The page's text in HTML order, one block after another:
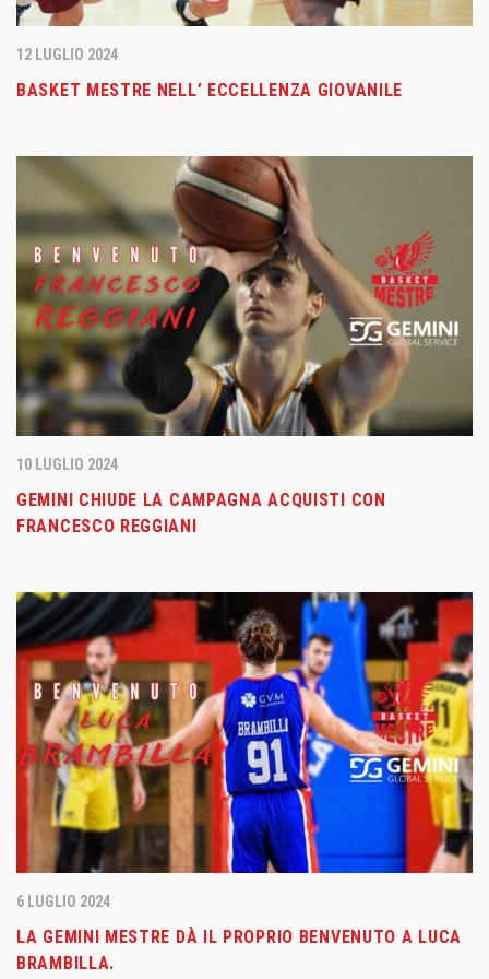
12 LUGLIO 2024
BASKET MESTRE NELL’ ECCELLENZA GIOVANILE
10 LUGLIO 2024
GEMINI CHIUDE LA CAMPAGNA ACQUISTI CON
FRANCESCO REGGIANI
6 LUGLIO 2024
LA GEMINI MESTRE DÀ IL PROPRIO BENVENUTO A LUCA
BRAMBILLA.